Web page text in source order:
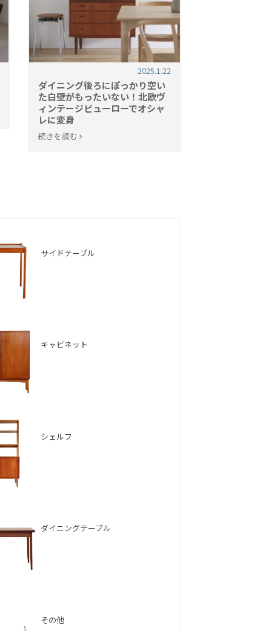
2025.1.22
ダイニング後ろにぽっかり空い
た白壁がもったいない！北欧ヴ
ィンテージビューローでオシャ
レに変身
続きを読む
サイドテーブル
キャビネット
シェルフ
ダイニングテーブル
その他